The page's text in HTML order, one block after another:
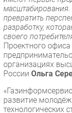
превратить
разработку,
своего
Проектного
организациях
России Ольга
развитие
технологических